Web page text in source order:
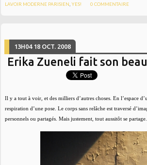
LAVOIR MODERNE PARISIEN ,YES! 0 COMMENTAIRE
13H04 18 OCT. 2008
Erika Zueneli fait son
Il y a tout à voir, et des milliers d’autres choses. En l’espace
respiration d’une pose. Le corps sans relâche est traversé
personnels ou partagés. Mais justement, tout aussitôt se partage...